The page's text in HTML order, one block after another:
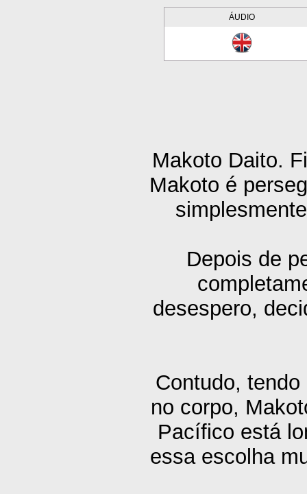
ÁUDIO
Makoto Daito.
Makoto é
Depois de
desespero,
Contudo,
no corpo,
Pacífico está
essa escolha